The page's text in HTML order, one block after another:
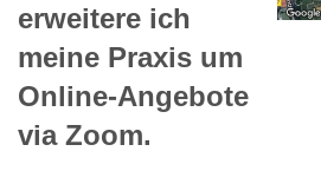
erweitere ich
meine Praxis um
Online-Angebote
via Zoom.